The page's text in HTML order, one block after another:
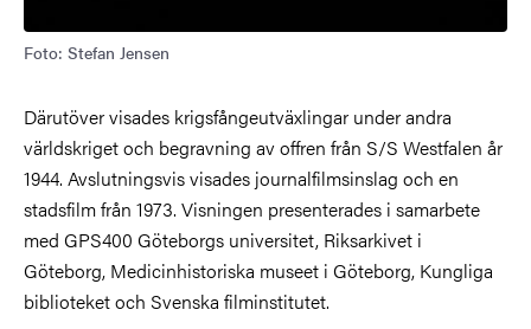
Foto: Stefan Jensen
Därutöver visades krigsfångeutväxlingar under andra
världskriget och begravning av offren från S/S Westfalen år
1944. Avslutningsvis visades journalfilmsinslag och en
stadsfilm från 1973. Visningen presenterades i samarbete
med GPS400 Göteborgs universitet, Riksarkivet i
Göteborg, Medicinhistoriska museet i Göteborg, Kungliga
biblioteket och Svenska filminstitutet.